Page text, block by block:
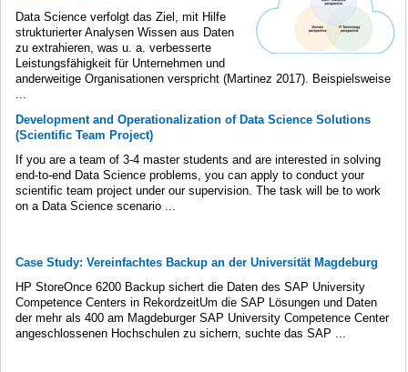
Data Science verfolgt das Ziel, mit Hilfe
strukturierter Analysen Wissen aus Daten
zu extrahieren, was u. a. verbesserte
Leistungsfähigkeit für Unternehmen und
anderweitige Organisationen verspricht (Martinez 2017). Beispielsweise
Development and Operationalization of Data Science Solutions
(Scientific Team Project)
If you are a team of 3-4 master students and are interested in solving
end-to-end Data Science problems, you can apply to conduct your
scientific team project under our supervision. The task will be to work
on a Data Science scenario ...
Case Study: Vereinfachtes Backup an der Universität Magdeburg
HP StoreOnce 6200 Backup sichert die Daten des SAP University
Competence Centers in RekordzeitUm die SAP Lösungen und Daten
der mehr als 400 am Magdeburger SAP University Competence Center
angeschlossenen Hochschulen zu sichern, suchte das SAP ...